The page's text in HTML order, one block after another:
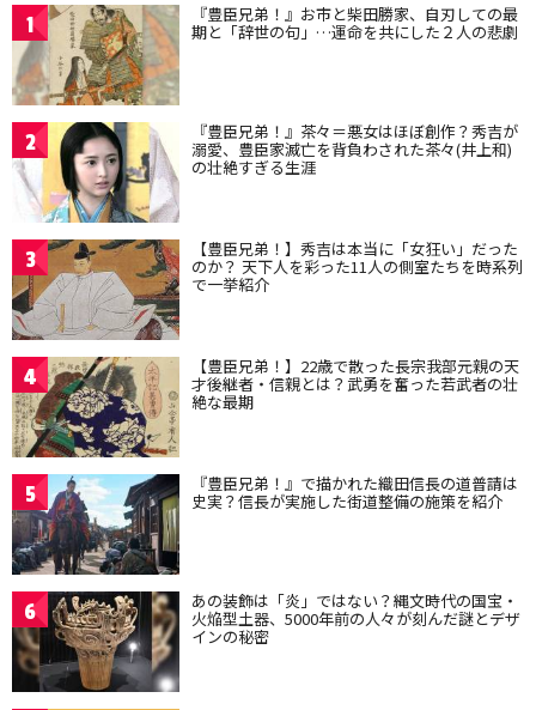
1 『豊臣兄弟！』お市と柴田勝家、自刃しての最
期と「辞世の句」…運命を共にした２人の悲劇
2 『豊臣兄弟！』茶々＝悪女はほぼ創作？秀吉が
溺愛、豊臣家滅亡を背負わされた茶々(井上和)
の壮絶すぎる生涯
3 【豊臣兄弟！】秀吉は本当に「女狂い」だった
のか？ 天下人を彩った11人の側室たちを時系列
で一挙紹介
4 【豊臣兄弟！】22歳で散った長宗我部元親の天
才後継者・信親とは？武勇を奮った若武者の壮
絶な最期
5 『豊臣兄弟！』で描かれた織田信長の道普請は
史実？信長が実施した街道整備の施策を紹介
6 あの装飾は「炎」ではない？縄文時代の国宝・
火焔型土器、5000年前の人々が刻んだ謎とデザ
インの秘密